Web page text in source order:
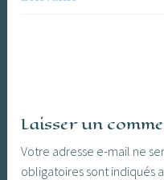
Laisser un
Votre adresse e-mail ne
obligatoires sont indiqués